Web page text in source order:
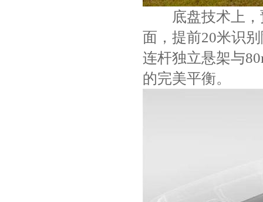
底盘技术上，
面，提前20米识
连杆独立悬架与
的完美平衡。